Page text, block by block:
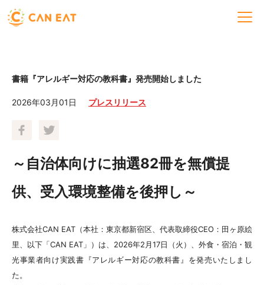
書籍『アレルギー対応の教科書』発売開始しました
2026年03月01日 プレスリリース
～自治体向けに抽選82冊を無償提
供、受入環境整備を後押し～
株式会社CAN EAT（本社：東京都新宿区、代表取締役CEO：田ヶ原絵
里、以下「CAN EAT」）は、2026年2月17日（火）、外食・宿泊・観
光事業者向け実践書『アレルギー対応の教科書』を発売いたしまし
た。